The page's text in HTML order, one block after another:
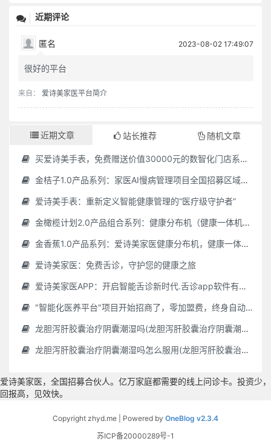
近期评论
匿名 2023-08-02 17:49:07
很好的平台
来自： 爱诗美家医平台简介
近期文章 站长推荐 随机文章
买爱诗美手表，免费赠送价值30000元的数智化门店系统一套（含硬件）
金桔子1.0产品系列：家医AI慢病管理项目全国招募区域合伙人，低投入，高回报，长收益
爱诗美手表：重新定义智能健康管理的“医疗级守护者”
金橄榄计划2.0产品组合系列：健康分布机（健康一体机）+慢病管理系统，可落地在健康小屋，社区服务中心等等
金香蕉1.0产品系列：爱诗美家医健康分布机，健康一体机，社区服务中心，药店，健康小屋都需要
爱诗美家医：免费舌诊，守护您的健康之旅
爱诗美家医APP：开启智能舌诊新时代.舌诊app软件有哪些 好用的舌诊app大全
"智能化医养平台"项目开始招商了，零加盟费，终身自动赚钱
龙胆泻肝胶囊治疗阴囊潮湿吗(龙胆泻肝胶囊治疗阴囊潮湿吗怎么服用)
龙胆泻肝胶囊治疗阴囊潮湿吗怎么服用(龙胆泻肝胶囊治疗阴囊潮湿吗怎么服用效果好)
爱诗美家医，全国招募合伙人。亿万家庭都需要的线上问诊卡。投资少，
回报高，见效快。
Copyright zhyd.me | Powered by OneBlog v2.3.4
苏ICP备20000289号-1